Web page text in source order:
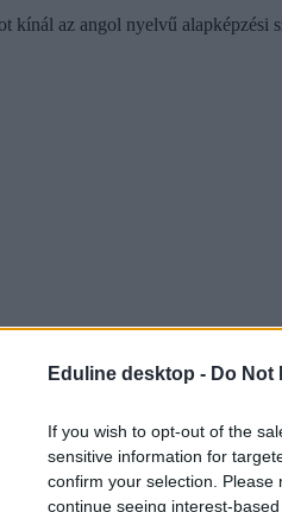
Eduline desktop - Do Not
If you wish to opt-out of the
sensitive information for
confirm your selection.
continue seeing interest-
kínál az angol nyelvű alapképzési